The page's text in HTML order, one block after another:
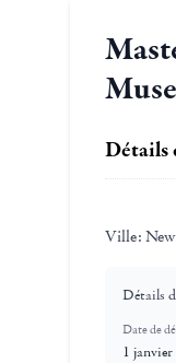
Détails
Ville:
Détails
Date de
1